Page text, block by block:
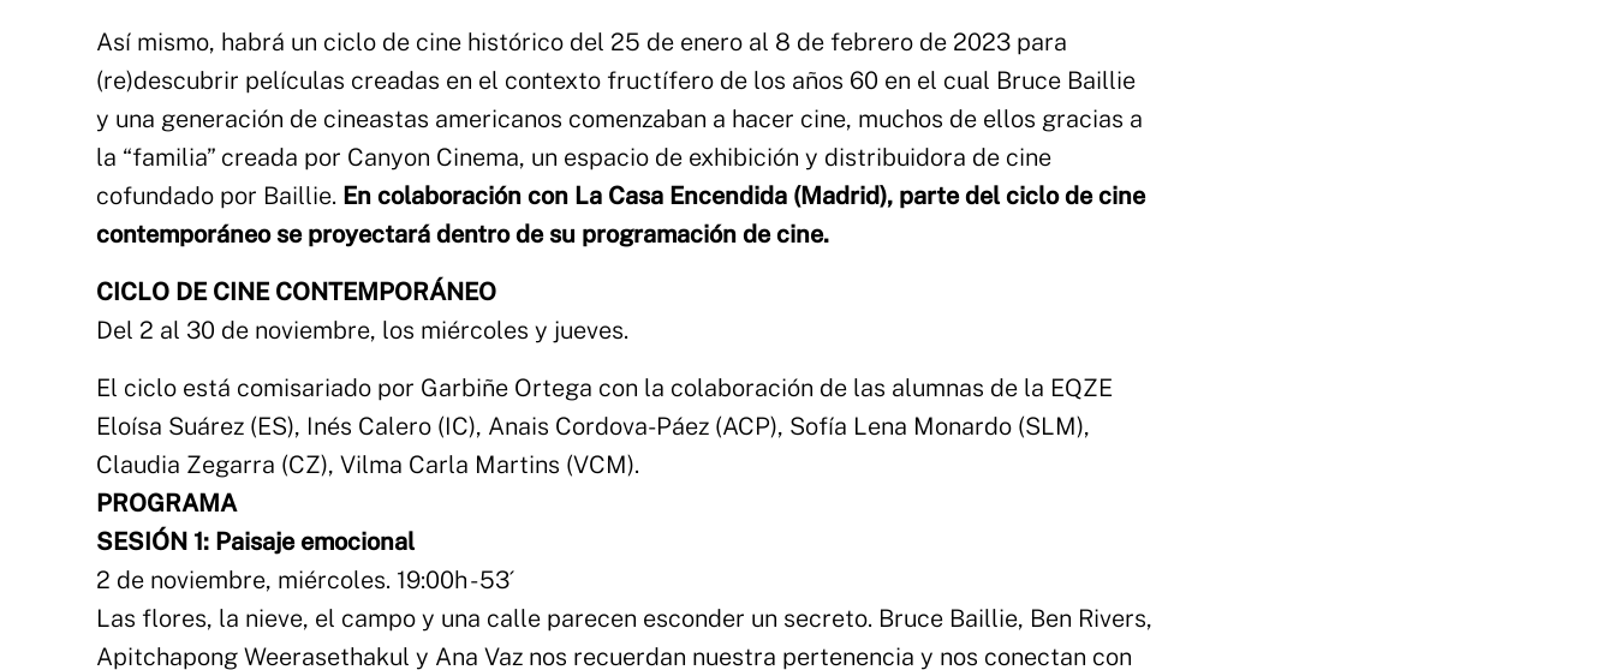
Así mismo, habrá un ciclo de cine histórico del 25 de enero al 8 de febrero de 2023 para
(re)descubrir películas creadas en el contexto fructífero de los años 60 en el cual Bruce Baillie
y una generación de cineastas americanos comenzaban a hacer cine, muchos de ellos gracias a
la “familia” creada por Canyon Cinema, un espacio de exhibición y distribuidora de cine
cofundado por Baillie. En colaboración con La Casa Encendida (Madrid), parte del ciclo de cine
contemporáneo se proyectará dentro de su programación de cine.
CICLO DE CINE CONTEMPORÁNEO
Del 2 al 30 de noviembre, los miércoles y jueves.
El ciclo está comisariado por Garbiñe Ortega con la colaboración de las alumnas de la EQZE
Eloísa Suárez (ES), Inés Calero (IC), Anais Cordova-Páez (ACP), Sofía Lena Monardo (SLM),
Claudia Zegarra (CZ), Vilma Carla Martins (VCM).
PROGRAMA
SESIÓN 1: Paisaje emocional
2 de noviembre, miércoles. 19:00h - 53´
Las flores, la nieve, el campo y una calle parecen esconder un secreto. Bruce Baillie, Ben Rivers,
Apitchapong Weerasethakul y Ana Vaz nos recuerdan nuestra pertenencia y nos conectan con